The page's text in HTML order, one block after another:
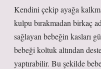
Kendini çekip ayağa
kulpu bırakmadan birkaç
sağlayan bebeğin kasları
bebeği koltuk altından
yaptırabilir. Bu şekilde